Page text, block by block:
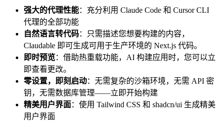
强大的代理性能：充分利用 Claude Code 和 Cursor CLI
代理的全部功能
自然语言转代码：只需描述您想要构建的内容，
Claudable 即可生成可用于生产环境的 Next.js 代码。
即时预览：借助热重载功能，AI 构建应用时，您可以立
即查看更改。
零设置，即刻启动：无需复杂的沙箱环境，无需 API 密
钥，无需数据库管理——立即开始构建
精美用户界面：使用 Tailwind CSS 和 shadcn/ui 生成精美
用户界面